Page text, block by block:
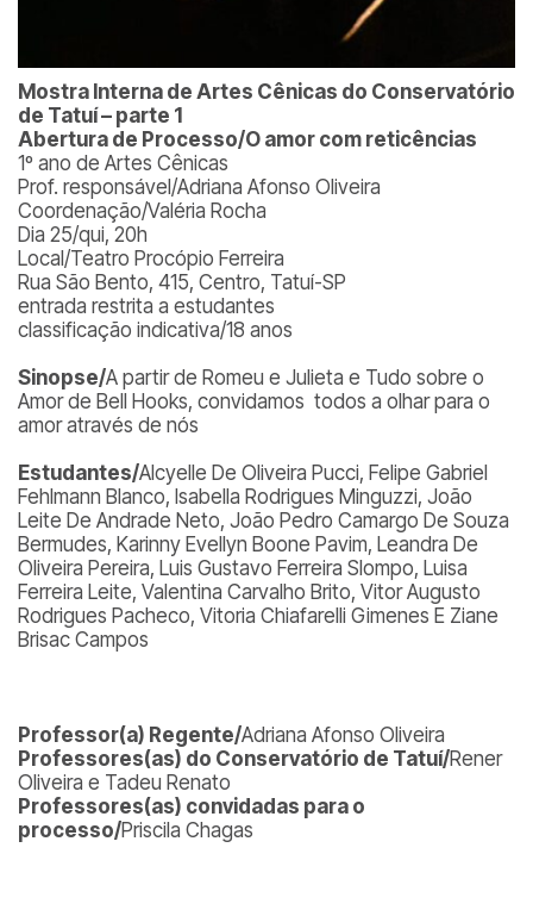
Mostra Interna de Artes Cênicas do Conservatório
de Tatuí – parte 1
Abertura de Processo/O amor com reticências
1º ano de Artes Cênicas
Prof. responsável/Adriana Afonso Oliveira
Coordenação/Valéria Rocha
Dia 25/qui, 20h
Local/Teatro Procópio Ferreira
Rua São Bento, 415, Centro, Tatuí-SP
entrada restrita a estudantes
classificação indicativa/18 anos
Sinopse/A partir de Romeu e Julieta e Tudo sobre o
Amor de Bell Hooks, convidamos todos a olhar para o
amor através de nós
Estudantes/Alcyelle De Oliveira Pucci, Felipe Gabriel
Fehlmann Blanco, Isabella Rodrigues Minguzzi, João
Leite De Andrade Neto, João Pedro Camargo De Souza
Bermudes, Karinny Evellyn Boone Pavim, Leandra De
Oliveira Pereira, Luis Gustavo Ferreira Slompo, Luisa
Ferreira Leite, Valentina Carvalho Brito, Vitor Augusto
Rodrigues Pacheco, Vitoria Chiafarelli Gimenes E Ziane
Brisac Campos
Professor(a) Regente/Adriana Afonso Oliveira
Professores(as) do Conservatório de Tatuí/Rener
Oliveira e Tadeu Renato
Professores(as) convidadas para o
processo/Priscila Chagas